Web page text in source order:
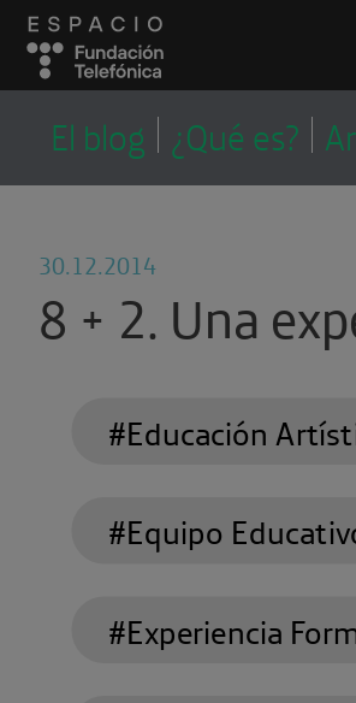
LA CORRALA
LA
BLOG DEL
El blog ¿Qué es?
30.12.2014
8 + 2. Una
#Educación
#Equipo
#Experiencia